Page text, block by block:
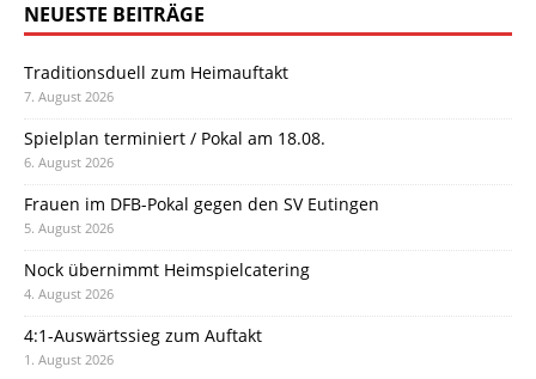
NEUESTE BEITRÄGE
Traditionsduell zum Heimauftakt
7. August 2026
Spielplan terminiert / Pokal am 18.08.
6. August 2026
Frauen im DFB-Pokal gegen den SV Eutingen
5. August 2026
Nock übernimmt Heimspielcatering
4. August 2026
4:1-Auswärtssieg zum Auftakt
1. August 2026